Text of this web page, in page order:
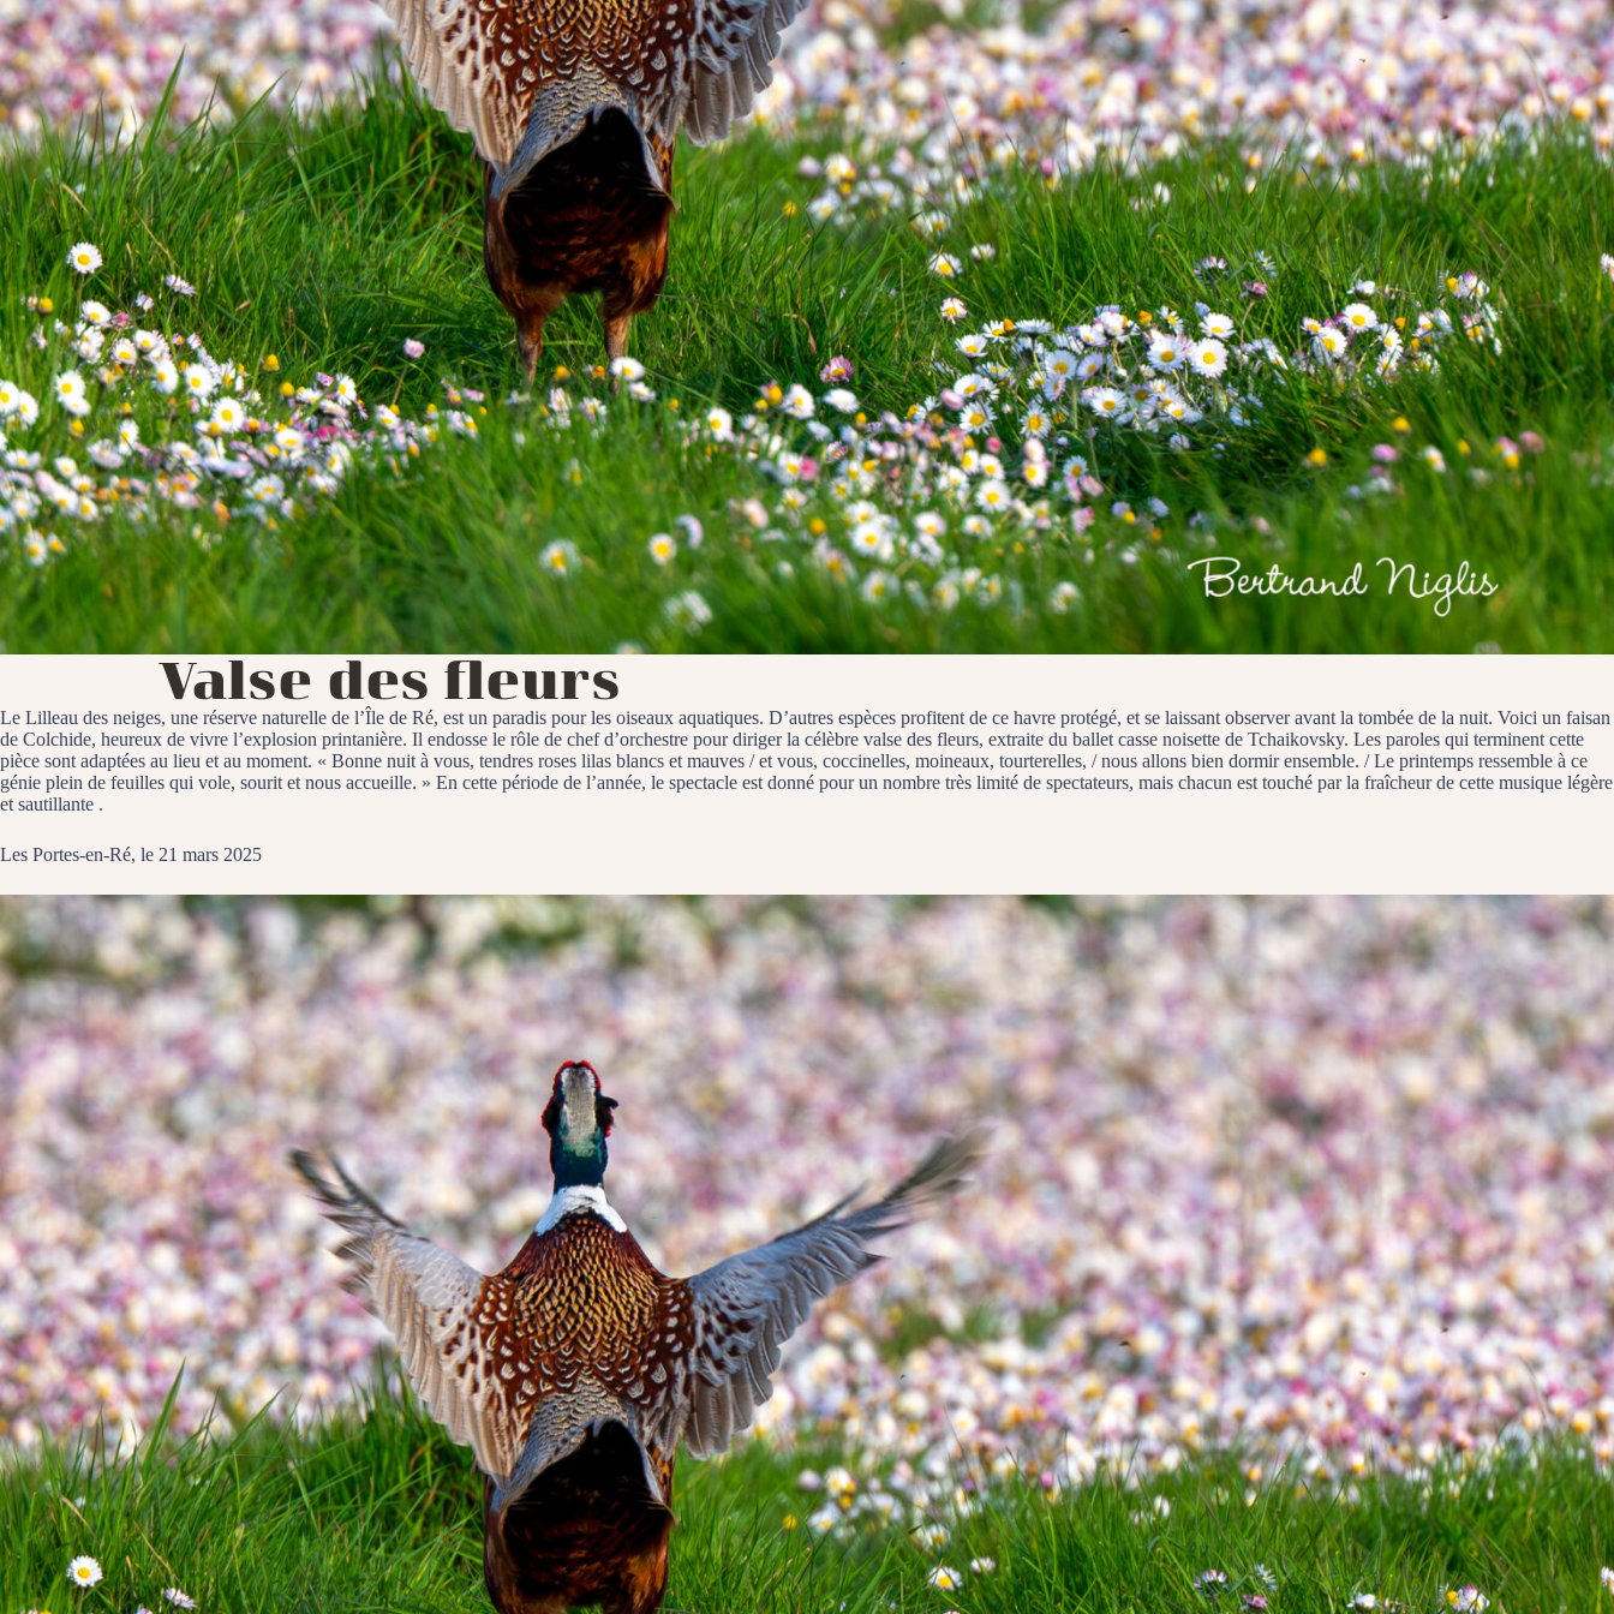
Valse des fleurs
Le Lilleau des neiges, une réserve naturelle de l’Île de Ré, est un paradis pour les oiseaux aquatiques. D’autres espèces profitent de ce havre protégé, et se laissant observer avant la tombée de la nuit. Voici un faisan
de Colchide, heureux de vivre l’explosion printanière. Il endosse le rôle de chef d’orchestre pour diriger la célèbre valse des fleurs, extraite du ballet casse noisette de Tchaikovsky. Les paroles qui terminent cette
pièce sont adaptées au lieu et au moment. « Bonne nuit à vous, tendres roses lilas blancs et mauves / et vous, coccinelles, moineaux, tourterelles, / nous allons bien dormir ensemble. / Le printemps ressemble à ce
génie plein de feuilles qui vole, sourit et nous accueille. » En cette période de l’année, le spectacle est donné pour un nombre très limité de spectateurs, mais chacun est touché par la fraîcheur de cette musique légère
et sautillante .
Les Portes-en-Ré, le 21 mars 2025